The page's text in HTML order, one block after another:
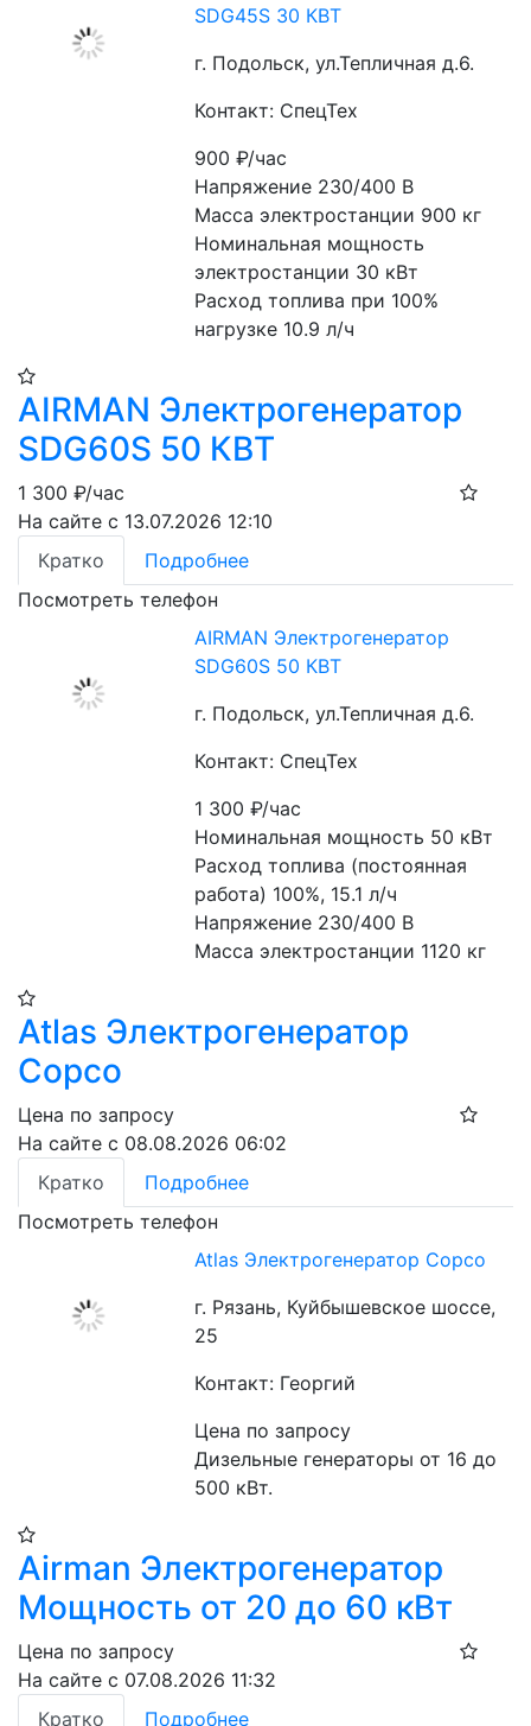
SDG45S 30 КВТ
г. Подольск, ул.Тепличная д.6.
Контакт: СпецТех
900₽/час
Напряжение 230/400 В
Масса электростанции 900 кг
Номинальная мощность
электростанции 30 кВт
Расход топлива при 100%
нагрузке 10.9 л/ч
AIRMAN Электрогенератор
SDG60S 50 КВТ
1 300 ₽/час
На сайте с 13.07.2026 12:10
Кратко
Подробнее
Посмотреть телефон
AIRMAN Электрогенератор
SDG60S 50 КВТ
г. Подольск, ул.Тепличная д.6.
Контакт: СпецТех
1 300₽/час
Номинальная мощность 50 кВт
Расход топлива (постоянная
работа) 100%, 15.1 л/ч
Напряжение 230/400 В
Масса электростанции 1120 кг
Atlas Электрогенератор
Copco
Цена по запросу
На сайте с 08.08.2026 06:02
Кратко
Подробнее
Посмотреть телефон
Atlas Электрогенератор Copco
г. Рязань, Куйбышевское шоссе,
25
Контакт: Георгий
Цена по запросу
Дизельные генераторы от 16 до
500 кВт.
Airman Электрогенератор
Мощность от 20 до 60 кВт
Цена по запросу
На сайте с 07.08.2026 11:32
Кратко
Подробнее